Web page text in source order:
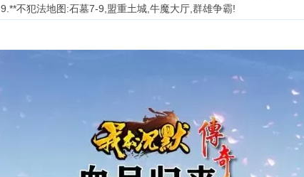
9.**不犯法地图:石墓7-9,盟重土城,牛魔大厅,群雄争霸!